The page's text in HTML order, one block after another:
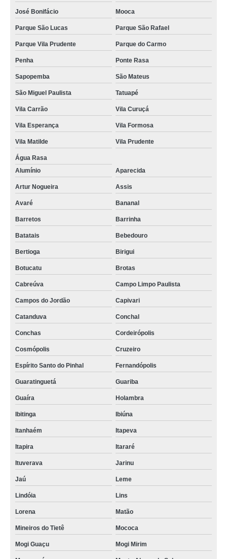
distribuidor de central de tratamento de ar comprimido Vila Carrão
José Bonifácio Mooca
Parque São Lucas Parque São Rafael
Parque Vila Prudente Parque do Carmo
Penha Ponte Rasa
Sapopemba São Mateus
São Miguel Paulista Tatuapé
Vila Carrão Vila Curuçá
Vila Esperança Vila Formosa
Vila Matilde Vila Prudente
Água Rasa
Alumínio
Aparecida
Artur Nogueira Assis
Avaré Bananal
Barretos Barrinha
Batatais Bebedouro
Bertioga Birigui
Botucatu Brotas
Cabreúva Campo Limpo Paulista
Campos do Jordão Capivari
Catanduva Conchal
Conchas Cordeirópolis
Cosmópolis Cruzeiro
Espírito Santo do Pinhal Fernandópolis
Guaratinguetá Guariba
Guaíra Holambra
Ibitinga Ibiúna
Itanhaém Itapeva
Itapira Itararé
Ituverava Jarinu
Jaú Leme
Lindóia Lins
Lorena Matão
Mineiros do Tietê Mococa
Mogi Guaçu Mogi Mirim